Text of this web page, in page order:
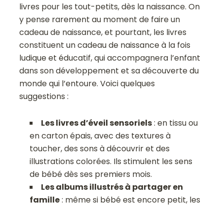
livres pour les tout-petits, dès la naissance. On
y pense rarement au moment de faire un
cadeau de naissance, et pourtant, les livres
constituent un cadeau de naissance à la fois
ludique et éducatif, qui accompagnera l’enfant
dans son développement et sa découverte du
monde qui l’entoure. Voici quelques
suggestions :
Les livres d’éveil sensoriels: en tissu ou
en carton épais, avec des textures à
toucher, des sons à découvrir et des
illustrations colorées. Ils stimulent les sens
de bébé dès ses premiers mois.
Les albums illustrés à partager en
famille: même si bébé est encore petit, les